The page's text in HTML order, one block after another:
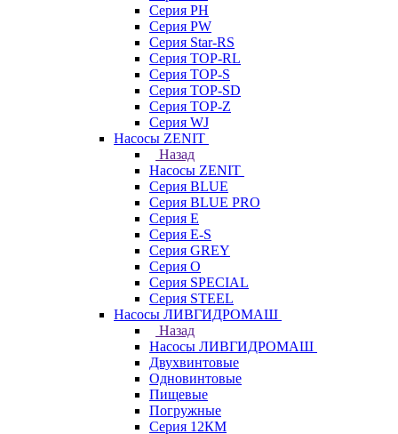
Серия PH
Серия PW
Серия Star-RS
Серия TOP-RL
Серия TOP-S
Серия TOP-SD
Серия TOP-Z
Серия WJ
Насосы ZENIT
Назад
Насосы ZENIT
Серия BLUE
Серия BLUE PRO
Серия E
Серия E-S
Серия GREY
Серия O
Серия SPECIAL
Серия STEEL
Насосы ЛИВГИДРОМАШ
Назад
Насосы ЛИВГИДРОМАШ
Двухвинтовые
Одновинтовые
Пищевые
Погружные
Серия 12КМ